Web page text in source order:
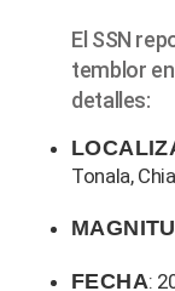
El SSN
temblor
detalles:
Tonala,
FECHA: